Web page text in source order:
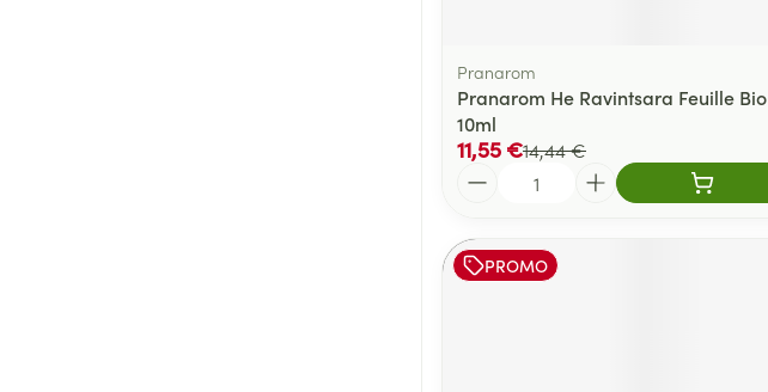
Pranarom
Pranarom He Ravintsara Feuille Bio
10ml
14,44 €
11,55 €
PROMO